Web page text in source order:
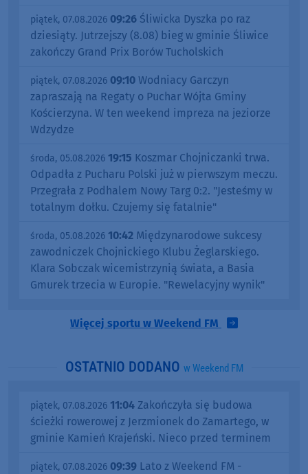
piątek, 07.08.2026 09:26 Śliwicka Dyszka po raz
dziesiąty. Jutrzejszy (8.08) bieg w gminie Śliwice
zakończy Grand Prix Borów Tucholskich
piątek, 07.08.2026 09:10 Wodniacy Garczyn
zapraszają na Regaty o Puchar Wójta Gminy
Kościerzyna. W ten weekend impreza na jeziorze
Wdzydze
środa, 05.08.2026 19:15 Koszmar Chojniczanki trwa.
Odpadła z Pucharu Polski już w pierwszym meczu.
Przegrała z Podhalem Nowy Targ 0:2. "Jesteśmy w
totalnym dołku. Czujemy się fatalnie"
środa, 05.08.2026 10:42 Międzynarodowe sukcesy
zawodniczek Chojnickiego Klubu Żeglarskiego.
Klara Sobczak wicemistrzynią świata, a Basia
Gmurek trzecia w Europie. "Rewelacyjny wynik"
Więcej sportu w Weekend FM
OSTATNIO DODANO w Weekend FM
piątek, 07.08.2026 11:04 Zakończyła się budowa
ścieżki rowerowej z Jerzmionek do Zamartego, w
gminie Kamień Krajeński. Nieco przed terminem
piątek, 07.08.2026 09:39 Lato z Weekend FM -